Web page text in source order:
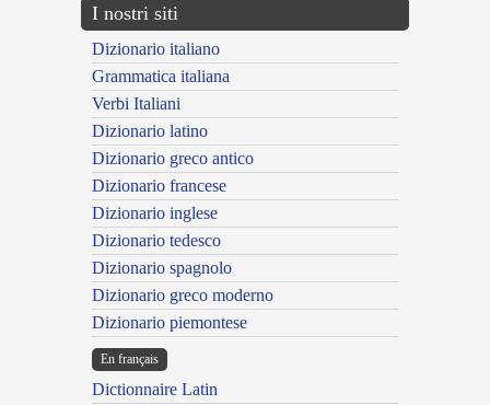
I nostri siti
Dizionario italiano
Grammatica italiana
Verbi Italiani
Dizionario latino
Dizionario greco antico
Dizionario francese
Dizionario inglese
Dizionario tedesco
Dizionario spagnolo
Dizionario greco moderno
Dizionario piemontese
En français
Dictionnaire Latin